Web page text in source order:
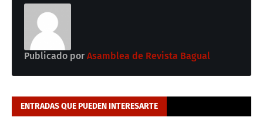
Publicado por Asamblea de Revista Bagual
ENTRADAS QUE PUEDEN INTERESARTE